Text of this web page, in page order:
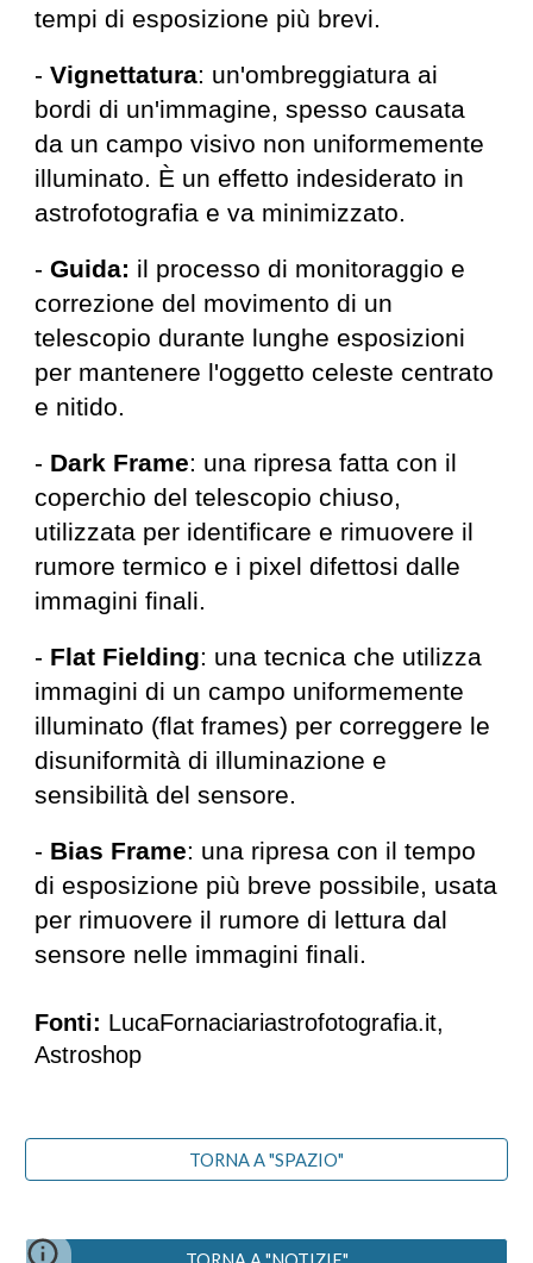
tempi di esposizione più brevi.
-Vignettatura: un'ombreggiatura ai
bordi di un'immagine, spesso causata
da un campo visivo non uniformemente
illuminato. È un effetto indesiderato in
astrofotografia e va minimizzato.
-Guida: il processo di monitoraggio e
correzione del movimento di un
telescopio durante lunghe esposizioni
per mantenere l'oggetto celeste centrato
e nitido.
- Dark Frame: una ripresa fatta con il
coperchio del telescopio chiuso,
utilizzata per identificare e rimuovere il
rumore termico e i pixel difettosi dalle
immagini finali.
- Flat Fielding: una tecnica che utilizza
immagini di un campo uniformemente
illuminato (flat frames) per correggere le
disuniformità di illuminazione e
sensibilità del sensore.
- Bias Frame: una ripresa con il tempo
di esposizione più breve possibile, usata
per rimuovere il rumore di lettura dal
sensore nelle immagini finali.
Fonti: LucaFornaciariastrofotografia.it,
Astroshop
TORNA A "SPAZIO"